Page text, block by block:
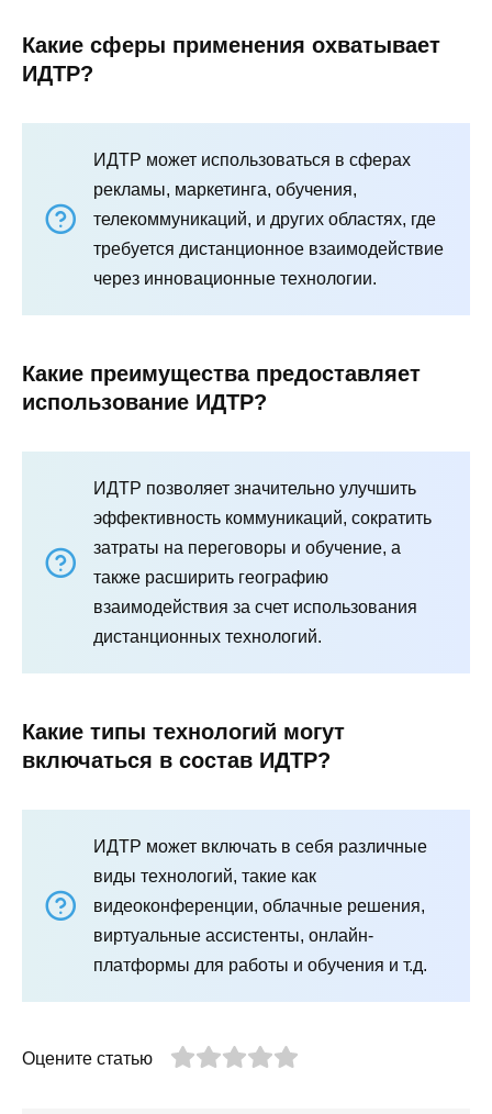
Какие сферы применения охватывает
ИДТР?
ИДТР может использоваться в сферах
рекламы, маркетинга, обучения,
телекоммуникаций, и других областях, где
требуется дистанционное взаимодействие
через инновационные технологии.
Какие преимущества предоставляет
использование ИДТР?
ИДТР позволяет значительно улучшить
эффективность коммуникаций, сократить
затраты на переговоры и обучение, а
также расширить географию
взаимодействия за счет использования
дистанционных технологий.
Какие типы технологий могут
включаться в состав ИДТР?
ИДТР может включать в себя различные
виды технологий, такие как
видеоконференции, облачные решения,
виртуальные ассистенты, онлайн-
платформы для работы и обучения и т.д.
Оцените статью